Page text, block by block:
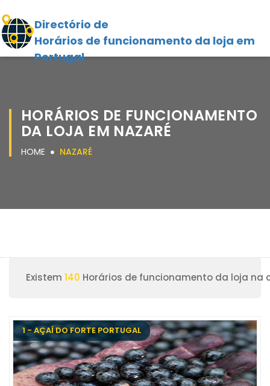
Directório de
Horários de funcionamento da loja em
Portugal
HORÁRIOS DE FUNCIONAMENTO
DA LOJA EM NAZARÉ
HOME NAZARÉ
Existem 140 Horários de funcionamento da loja na
1 - AÇAÍ DO FORTE PORTUGAL